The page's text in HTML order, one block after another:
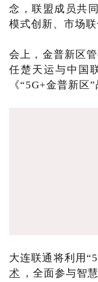
念，联盟成员共
模式创新、市场联
会上，金普新区
任楚天运与中国
《“5G+金普新区
大连联通将利用
术 ，全面参与智